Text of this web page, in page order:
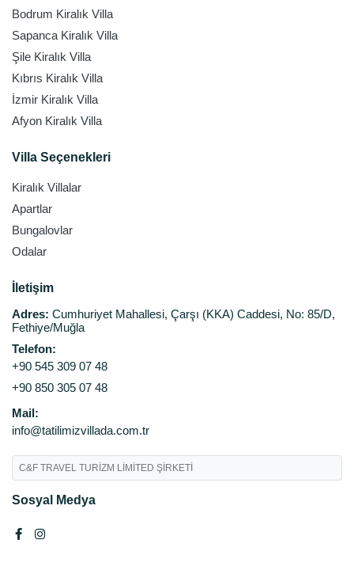
Bodrum Kiralık Villa
Sapanca Kiralık Villa
Şile Kiralık Villa
Kıbrıs Kiralık Villa
İzmir Kiralık Villa
Afyon Kiralık Villa
Villa Seçenekleri
Kiralık Villalar
Apartlar
Bungalovlar
Odalar
İletişim
Adres: Cumhuriyet Mahallesi, Çarşı (KKA) Caddesi, No: 85/D,
Fethiye/Muğla
Telefon:
+90 545 309 07 48
+90 850 305 07 48
Mail:
info@tatilimizvillada.com.tr
C&F TRAVEL TURİZM LİMİTED ŞİRKETİ
Sosyal Medya